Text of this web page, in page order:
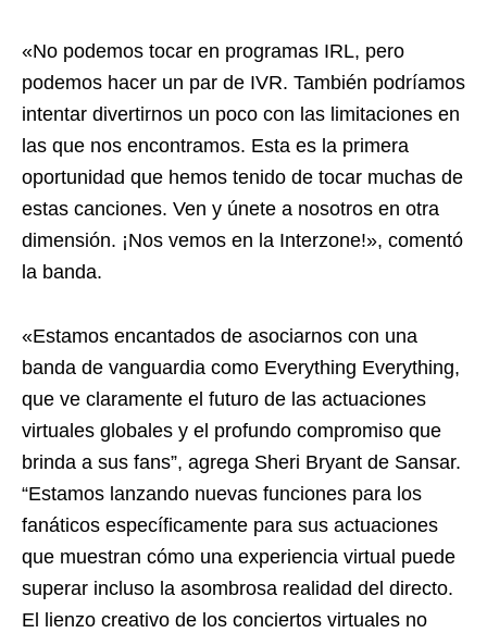
«No podemos tocar en programas IRL, pero
podemos hacer un par de IVR. También podríamos
intentar divertirnos un poco con las limitaciones en
las que nos encontramos. Esta es la primera
oportunidad que hemos tenido de tocar muchas de
estas canciones. Ven y únete a nosotros en otra
dimensión. ¡Nos vemos en la Interzone!», comentó
la banda.
«Estamos encantados de asociarnos con una
banda de vanguardia como Everything Everything,
que ve claramente el futuro de las actuaciones
virtuales globales y el profundo compromiso que
brinda a sus fans”, agrega Sheri Bryant de Sansar.
“Estamos lanzando nuevas funciones para los
fanáticos específicamente para sus actuaciones
que muestran cómo una experiencia virtual puede
superar incluso la asombrosa realidad del directo.
El lienzo creativo de los conciertos virtuales no